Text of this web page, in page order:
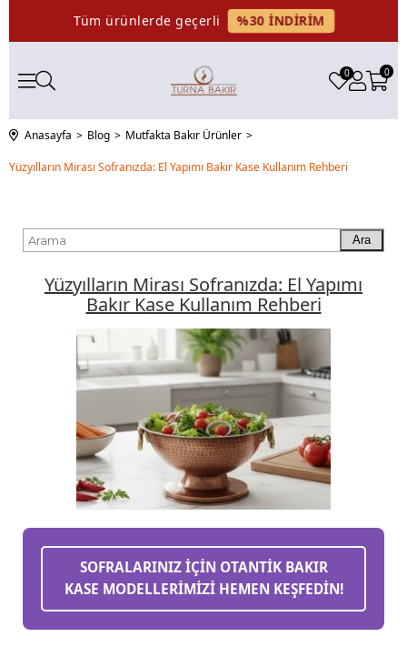
Tüm ürünlerde geçerli %30 İNDİRİM
0
0
Anasayfa Blog Mutfakta Bakır Ürünler
Yüzyılların Mirası Sofranızda: El Yapımı Bakır Kase Kullanım Rehberi
Ara
Yüzyılların Mirası Sofranızda: El Yapımı
Bakır Kase Kullanım Rehberi
SOFRALARINIZ İÇİN OTANTİK BAKIR
KASE MODELLERİMİZİ HEMEN KEŞFEDİN!